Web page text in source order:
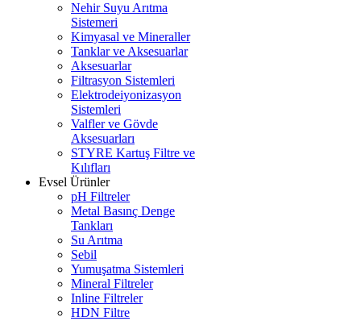
Nehir Suyu Arıtma
Sistemeri
Kimyasal ve Mineraller
Tanklar ve Aksesuarlar
Aksesuarlar
Filtrasyon Sistemleri
Elektrodeiyonizasyon
Sistemleri
Valfler ve Gövde
Aksesuarları
STYRE Kartuş Filtre ve
Kılıfları
Evsel Ürünler
pH Filtreler
Metal Basınç Denge
Tankları
Su Arıtma
Sebil
Yumuşatma Sistemleri
Mineral Filtreler
Inline Filtreler
HDN Filtre